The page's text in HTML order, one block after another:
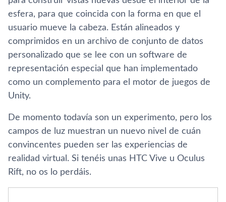
esfera, para que coincida con la forma en que el
usuario mueve la cabeza. Están alineados y
comprimidos en un archivo de conjunto de datos
personalizado que se lee con un software de
representación especial que han implementado
como un complemento para el motor de juegos de
Unity.
De momento todaví­a son un experimento, pero los
campos de luz muestran un nuevo nivel de cuán
convincentes pueden ser las experiencias de
realidad virtual. Si tenéis unas HTC Vive u Oculus
Rift, no os lo perdáis.